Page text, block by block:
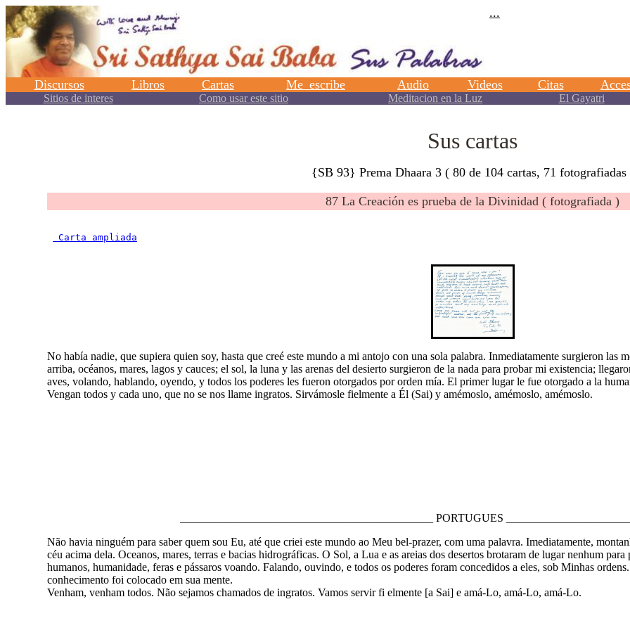
.
Sus cartas
{SB 93} Prema Dhaara 3 ( 80 de 104 cartas, 71 fotografiadas
87 La Creación es prueba de la Divinidad ( fotografiada )
Carta ampliada
No había nadie, que supiera quien soy, hasta que creé este mundo a mi antojo con una sola palabra. Inmediatamente surgieron las
arriba, océanos, mares, lagos y cauces; el sol, la luna y las arenas del desierto surgieron de la nada para probar mi existencia;
aves, volando, hablando, oyendo, y todos los poderes les fueron otorgados por orden mía. El primer lugar le fue otorgado a la
Vengan todos y cada uno, que no se nos llame ingratos. Sirvámosle fielmente a Él (Sai) y amémoslo, amémoslo, amémoslo.
_____________________________________________ PORTUGUES
Não havia ninguém para saber quem sou Eu, até que criei este mundo ao Meu bel-prazer, com uma palavra. Imediatamente,
céu acima dela. Oceanos, mares, terras e bacias hidrográficas. O Sol, a Lua e as areias dos desertos brotaram de lugar nenhum
humanos, humanidade, feras e pássaros voando. Falando, ouvindo, e todos os poderes foram concedidos a eles, sob Minhas
conhecimento foi colocado em sua mente.
Venham, venham todos. Não sejamos chamados de ingratos. Vamos servir fi elmente [a Sai] e amá-Lo, amá-Lo, amá-Lo.